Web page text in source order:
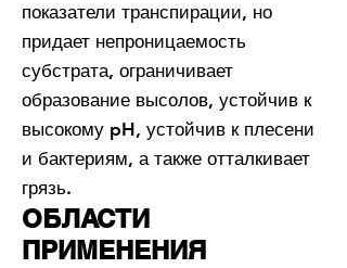
показатели транспирации, но
придает непроницаемость
субстрата, ограничивает
образование высолов, устойчив к
высокому pH, устойчив к плесени
и бактериям, а также отталкивает
грязь.
ОБЛАСТИ
ПРИМЕНЕНИЯ